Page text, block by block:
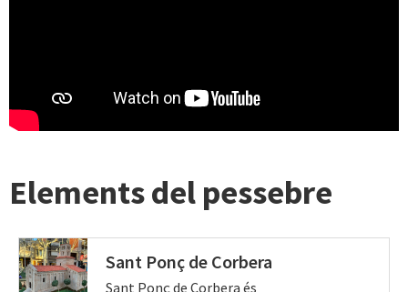
Elements del pessebre
Sant Ponç de Corbera
Sant Ponç de Corbera és